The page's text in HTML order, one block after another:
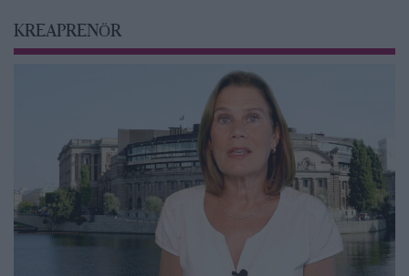
KREAPRENÖR